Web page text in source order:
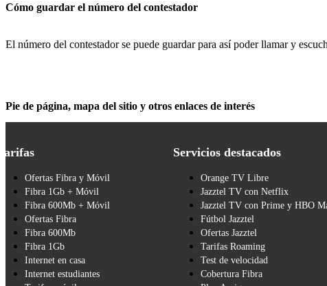
Cómo guardar el número del contestador
El número del contestador se puede guardar para así poder llamar y
Pie de página, mapa del sitio y otros enlaces de interés
Ofertas Fibra y Móvil
Fibra 1Gb + Móvil
Fibra 600Mb + Móvil
Ofertas Fibra
Fibra 600Mb
Fibra 1Gb
Internet en casa
Internet estudiantes
Servicios destacados
Orange TV Libre
Jazztel TV con Netflix
Jazztel TV con Prime y HBO
Fútbol Jazztel
Ofertas Jazztel
Tarifas Roaming
Test de velocidad
Cobertura Fibra